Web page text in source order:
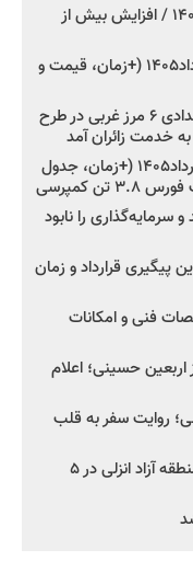
اعلام قیمت جدید پارس نوا در مرداد ۱۴۰۵ / افزایش بیش از
شروع فروش کشنده و کامیون فاو -مرداد۱۴۰۵ (+زمان، قیمت و
مدیرعامل امدادخودروسایپا: پوشش امدادی ۶ مرز غربی در طرح
شروع فروش ۸ محصول بهمن دیزل -مرداد۱۴۰۵ (+زمان، جدول
کمپرسی
را نابود
پیگیری قرارداد و زمان
فنی و امکانات
روز اربعین حسینی؛ اعلام
روایت سفر به قلب
استاندار گیلان: تردد خودروهای پلاک منطقه آزاد انزلی در ۵